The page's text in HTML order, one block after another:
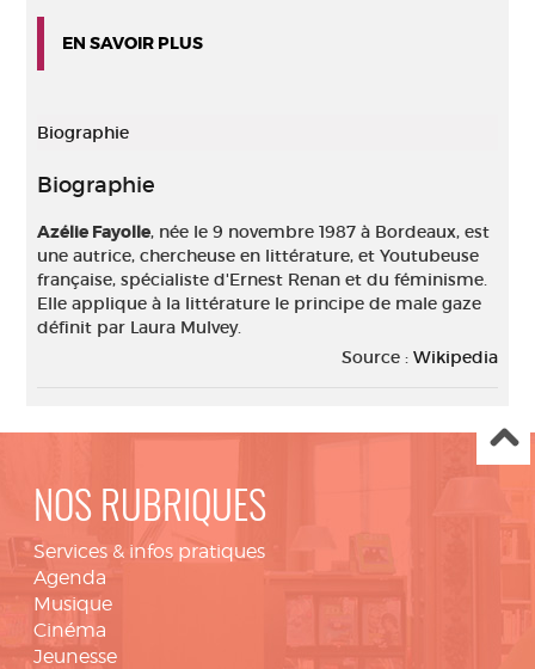
EN SAVOIR PLUS
Biographie
Biographie
Azélie Fayolle, née le 9 novembre 1987 à Bordeaux, est
une autrice, chercheuse en littérature, et Youtubeuse
française, spécialiste d'Ernest Renan et du féminisme.
Elle applique à la littérature le principe de male gaze
définit par Laura Mulvey.
Source : Wikipedia
NOS RUBRIQUES
Services & infos pratiques
Agenda
Musique
Cinéma
Jeunesse